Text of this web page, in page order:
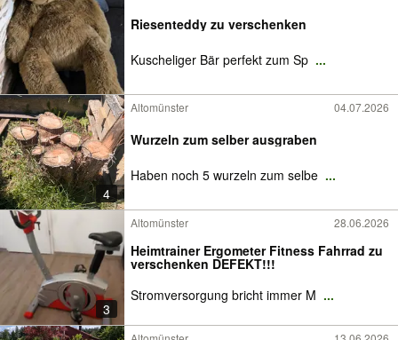
Riesenteddy zu verschenken
Kuscheliger Bär perfekt zum Sp ...
4
Altomünster 04.07.2026
Wurzeln zum selber ausgraben
Haben noch 5 wurzeln zum selbe ...
3
Altomünster 28.06.2026
Heimtrainer Ergometer Fitness Fahrrad zu
verschenken DEFEKT!!!
Stromversorgung bricht immer M ...